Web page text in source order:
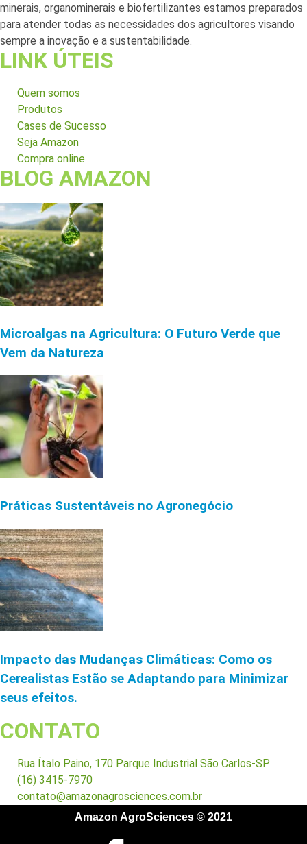
minerais, organominerais e biofertilizantes estamos preparados
para atender todas as necessidades dos agricultores visando
sempre a inovação e a sustentabilidade.
LINK ÚTEIS
Quem somos
Produtos
Cases de Sucesso
Seja Amazon
Compra online
BLOG AMAZON
Microalgas na Agricultura: O Futuro Verde que
Vem da Natureza
Práticas Sustentáveis no Agronegócio
Impacto das Mudanças Climáticas: Como os
Cerealistas Estão se Adaptando para Minimizar
seus efeitos.
CONTATO
Rua Ítalo Paino, 170 Parque Industrial São Carlos-SP
(16) 3415-7970
contato@amazonagrosciences.com.br
Amazon AgroSciences © 2021